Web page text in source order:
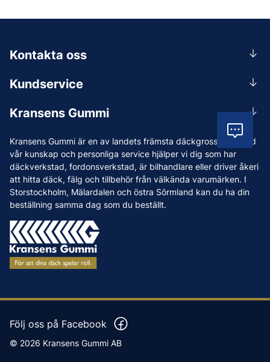
Kransens Gummi är en av landets främsta däckgrossister. Med
vår kunskap och personliga service hjälper vi dig som har
däckverkstad, fordonsverkstad, är bilhandlare eller driver åkeri
att hitta däck, fälg och tillbehör från välkända varumärken. I
Storstockholm, Mälardalen och östra Sörmland kan du ha din
beställning samma dag som du beställt.
Kundservice
Leverans
Reklamation & återköp
Betalning & faktura
Köpvillkor
Vanliga frågor och svar
Kransens Gummi
Vi som jobbar på Kransens Gummi
Jobba hos oss
Nyheter
Tips & Råd
Varumärken
Våra Verkstäder
Press
Kontakta oss
0156-409 00
Mån-Tors 07.30-16:30, Fre 07.30-15.00.
Lunchstängt 12:00-12:30
Följ oss på Facebook
© 2026 Kransens Gummi AB